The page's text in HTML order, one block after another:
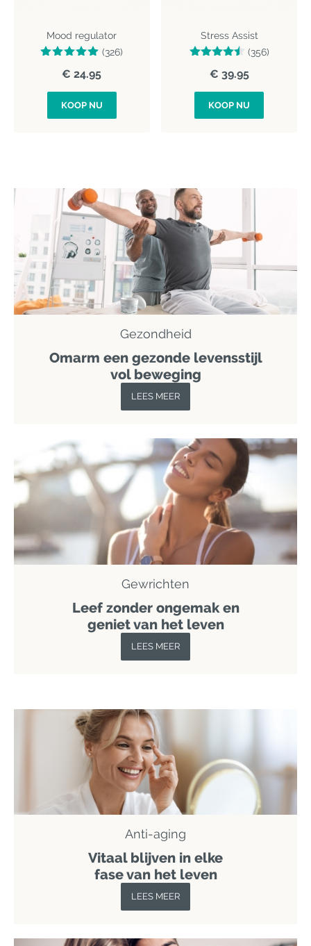
Mood regulator
(326)
€ 24.95
KOOP NU
Stress Assist
(356)
€ 39.95
KOOP NU
Gezondheid
Omarm een gezonde levensstijl
vol beweging
LEES MEER
Gewrichten
Leef zonder ongemak en
geniet van het leven
LEES MEER
Anti-aging
Vitaal blijven in elke
fase van het leven
LEES MEER